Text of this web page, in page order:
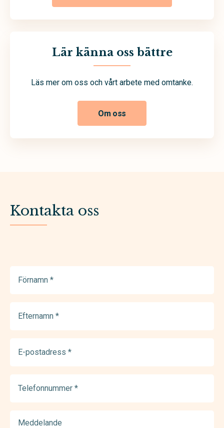
Lär känna oss bättre
Läs mer om oss och vårt arbete med omtanke.
Om oss
Kontakta oss
(Required)
(Required)
postadress
(Required)